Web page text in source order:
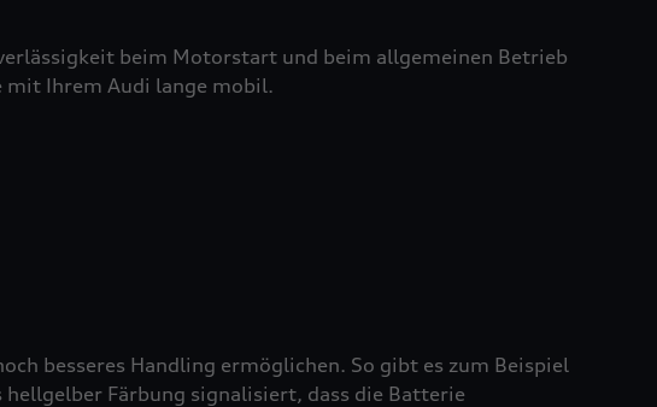
beim Motorstart und beim allgemeinen Betrieb
mit Ihrem Audi lange mobil.
besseres Handling ermöglichen. So gibt es zum Beispiel
Färbung signalisiert, dass die Batterie